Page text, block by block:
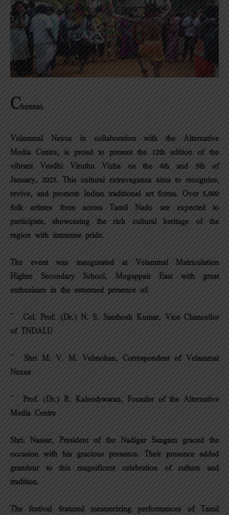
Chennai:
Velammal Nexus in collaboration with the Alternative
Media Centre, is proud to present the 12th edition of the
vibrant Veedhi Viruthu Vizha on the 4th and 5th of
January, 2025.This cultural extravaganza aims to recognize,
revive, and promote Indian traditional art forms. Over 5,000
folk artistes from across Tamil Nadu are expected to
participate, showcasing the rich cultural heritage of the
region with immense pride.
The event was inaugurated at Velammal Matriculation
Higher Secondary School, Mogappair East with great
enthusiasm in the esteemed presence of:
¯ Col. Prof. (Dr.) N. S. Santhosh Kumar, Vice Chancellor
of TNDALU
¯ Shri M. V. M. Velmohan, Correspondent of Velammal
Nexus
¯ Prof. (Dr.) R. Kaleeshwaran, Founder of the Alternative
Media Centre
Shri. Nassar, President of the Nadigar Sangam graced the
occasion with his gracious presence. Their presence added
grandeur to this magnificent celebration of culture and
tradition.
The festival featured mesmerizing performances of Tamil